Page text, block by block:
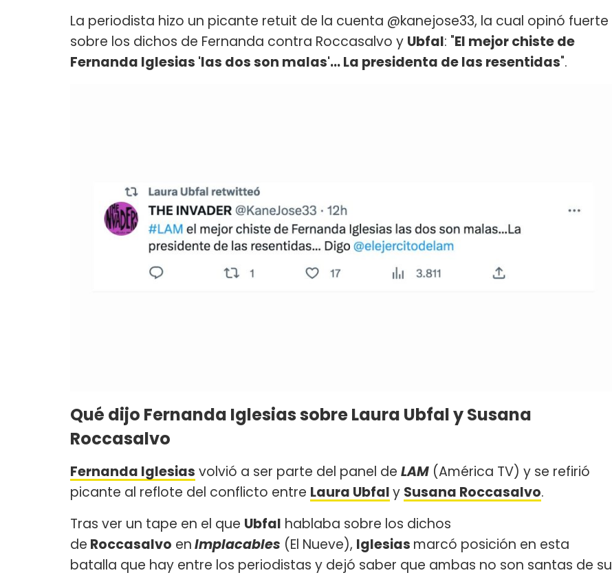
La periodista hizo un picante retuit de la cuenta @kanejose33, la cual opinó fuerte
sobre los dichos de Fernanda contra Roccasalvo y Ubfal: "El mejor chiste de
Fernanda Iglesias 'las dos son malas'... La presidenta de las resentidas".
Qué dijo Fernanda Iglesias sobre Laura Ubfal y Susana
Roccasalvo
Fernanda Iglesias volvió a ser parte del panel de LAM (América TV) y se refirió
picante al reflote del conflicto entre Laura Ubfaly Susana Roccasalvo.
Tras ver un tape en el que Ubfal hablaba sobre los dichos
de Roccasalvo enImplacables (El Nueve), Iglesias marcó posición en esta
batalla que hay entre los periodistas y dejó saber que ambas no son santas de su